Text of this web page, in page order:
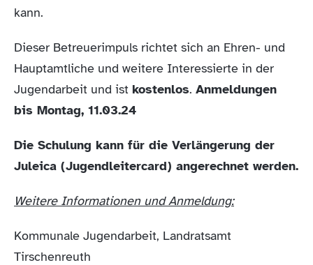
kann.
Dieser Betreuerimpuls richtet sich an Ehren- und
Hauptamtliche und weitere Interessierte in der
Jugendarbeit und ist kostenlos. Anmeldungen
bis Montag, 11.03.24
Die Schulung kann für die Verlängerung der
Juleica (Jugendleitercard) angerechnet werden.
Weitere Informationen und Anmeldung:
Kommunale Jugendarbeit, Landratsamt
Tirschenreuth